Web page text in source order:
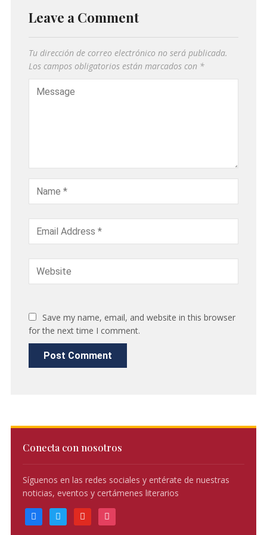
Conecta con nosotros
Síguenos en las redes sociales y entérate de nuestras
noticias, eventos y certámenes literarios
facebooktwitter youtube instagram
Leave a Comment
Tu dirección de correo electrónico no será publicada.
Los campos obligatorios están marcados con *
Save my name, email, and website in this browser
for the next time I comment.